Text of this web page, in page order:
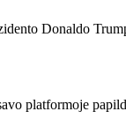
Donaldo
platformoje